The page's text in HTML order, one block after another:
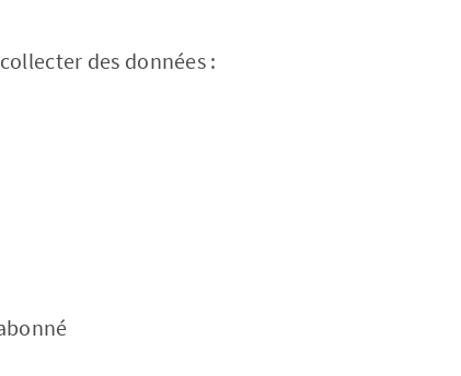
des données :